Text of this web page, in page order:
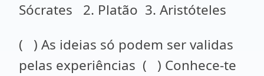
Sócrates 2. Platão 3. Aristóteles
( ) As ideias só podem ser validas
pelas experiências ( ) Conhece-te